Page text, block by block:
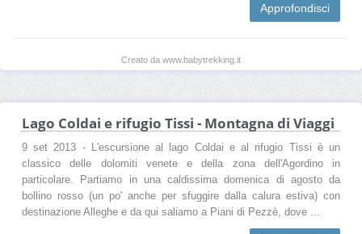
Approfondisci
Creato da www.babytrekking.it
Lago Coldai e rifugio Tissi - Montagna di Viaggi
9 set 2013 - L'escursione al lago Coldai e al rifugio Tissi è un
classico delle dolomiti venete e della zona dell'Agordino in
particolare. Partiamo in una caldissima domenica di agosto da
bollino rosso (un po' anche per sfuggire dalla calura estiva) con
destinazione Alleghe e da qui saliamo a Piani di Pezzè, dove ...